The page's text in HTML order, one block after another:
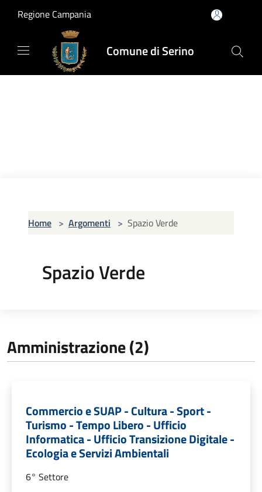
Regione Campania
Comune di Serino
Home > Argomenti > Spazio Verde
Spazio Verde
Amministrazione (2)
Commercio e SUAP - Cultura - Sport -
Turismo - Tempo Libero - Ufficio
Informatica - Ufficio Transizione Digitale -
Ecologia e Servizi Ambientali
6° Settore